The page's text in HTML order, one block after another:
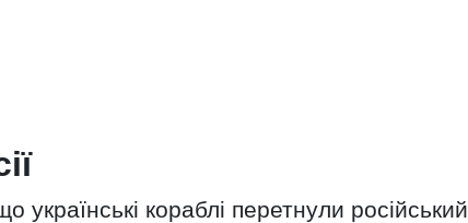
кораблі перетнули російський